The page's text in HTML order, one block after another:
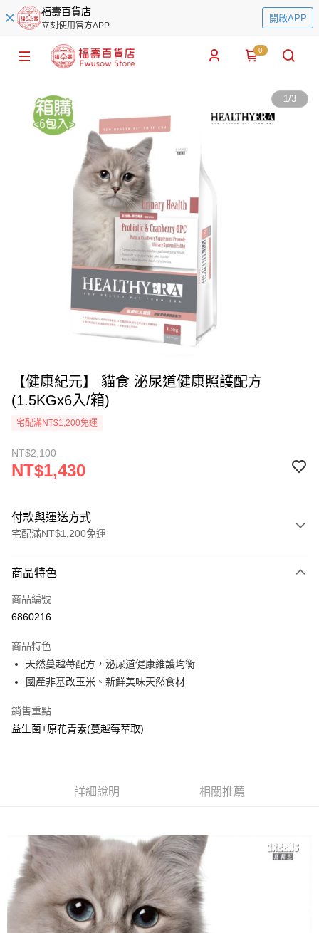
福壽百貨店
立刻使用官方APP
開啟APP
0
1/3
【健康紀元】 貓食 泌尿道健康照護配方
(1.5KGx6入/箱)
宅配滿NT$1,200免運
NT$2,100
NT$1,430
付款與運送方式
宅配滿NT$1,200免運
信用卡一次付款
LINE Pay
悠遊付
Google Pay
AFTEE先享後付
相關說明
１．簡單：不需註冊會員、不需綁卡、不需儲值。
２．便利：只要手機號碼，簡訊認證，即可結帳。
【「AFTEE先享後付」結帳流程】
１．於結帳方式選擇「AFTEE先享後付」後，將跳轉至「AFTEE先享後付」
結帳頁面，進行簡訊認證並確認金額後，即可完成結帳。
２．訂單成立數日內，您將收到繳費通知簡訊。
３．收到繳費通知簡訊後14天內，點擊此簡訊中的連結，可透過四大超商／
ATM／網路銀行／等多元方式進行付款，方視為交易完成。
※ 請注意：結帳手續完成當下不需立刻繳費，但若您需要取消訂單，請聯絡
購買商品的店家。未經商家同意取消之訂單仍視為有效，需透過AFTEE先享
每筆NT$120，滿NT$1,200(含以上)免運費
商品特色
商品編號
6860216
商品特色
天然蔓越莓配方，泌尿道健康維護均衡
國產非基改玉米、新鮮美味天然食材
銷售重點
益生菌+原花青素(蔓越莓萃取)
詳細說明 相關推薦